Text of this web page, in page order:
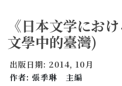
《日本文学にお
文學中的臺灣)
出版日期: 2014, 10月
作者: 張季琳 主編